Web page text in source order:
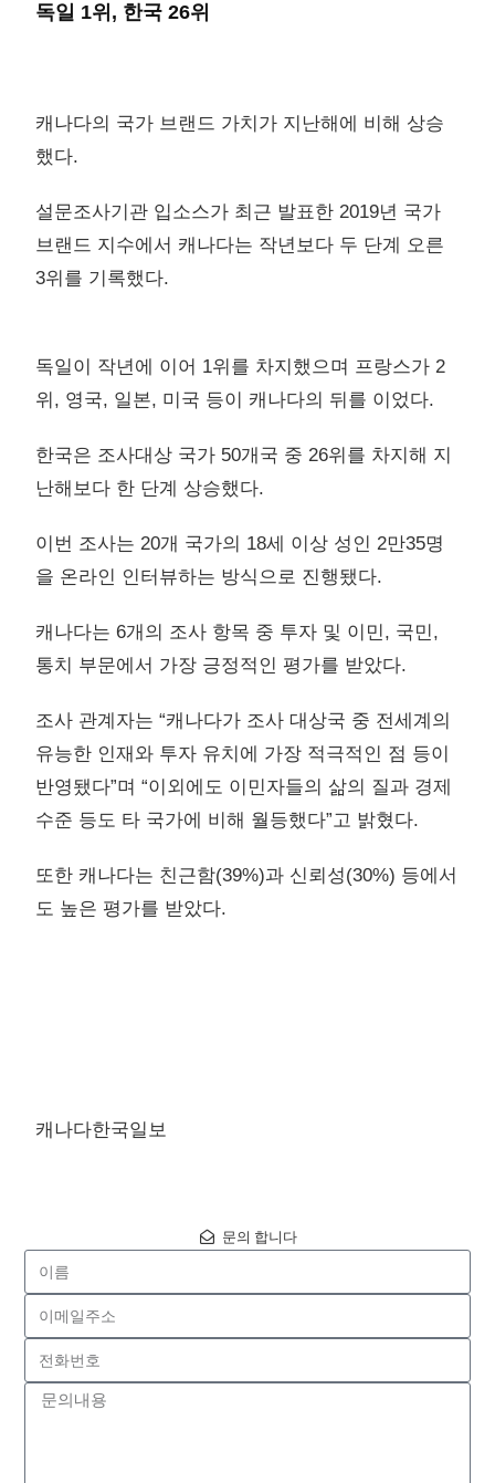
독일 1위, 한국 26위
캐나다의 국가 브랜드 가치가 지난해에 비해 상승
했다.
설문조사기관 입소스가 최근 발표한 2019년 국가
브랜드 지수에서 캐나다는 작년보다 두 단계 오른
3위를 기록했다.
독일이 작년에 이어 1위를 차지했으며 프랑스가 2
위, 영국, 일본, 미국 등이 캐나다의 뒤를 이었다.
한국은 조사대상 국가 50개국 중 26위를 차지해 지
난해보다 한 단계 상승했다.
이번 조사는 20개 국가의 18세 이상 성인 2만35명
을 온라인 인터뷰하는 방식으로 진행됐다.
캐나다는 6개의 조사 항목 중 투자 및 이민, 국민,
통치 부문에서 가장 긍정적인 평가를 받았다.
조사 관계자는 “캐나다가 조사 대상국 중 전세계의
유능한 인재와 투자 유치에 가장 적극적인 점 등이
반영됐다”며 “이외에도 이민자들의 삶의 질과 경제
수준 등도 타 국가에 비해 월등했다”고 밝혔다.
또한 캐나다는 친근함(39%)과 신뢰성(30%) 등에서
도 높은 평가를 받았다.
캐나다한국일보
문의 합니다